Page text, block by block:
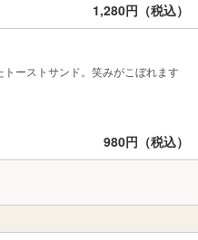
1,280円（税込）
トーストサンド。笑みがこぼれます
980円（税込）